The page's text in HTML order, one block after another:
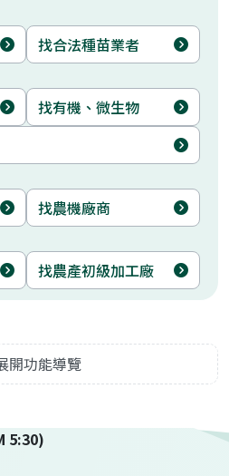
找合法種苗業者
找有機、微生物
找農機廠商
找農產初級加工廠
開功能導覽
5:30)